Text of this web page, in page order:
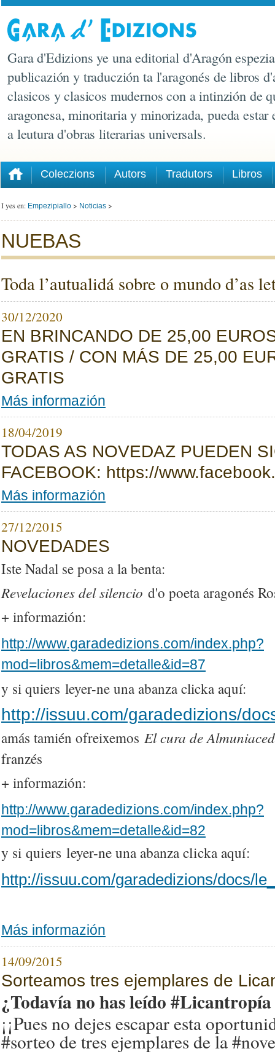
Gara d'Edizions ye una editorial d'Aragón
publicazión y traduczión ta l'aragonés de libros
clasicos y clasicos mudernos con a intinzión de
aragonesa, minoritaria y minorizada, pueda estar
a leutura d'obras literarias universals.
Coleczions Autors Tradutors Libros
I yes en: Empezipiallo > Noticias >
NUEBAS
Toda l’autualidá sobre o mundo d’as
30/12/2020
EN BRINCANDO DE 25,00
GRATIS / CON MÁS DE 25,00
GRATIS
Más informazión
18/04/2019
TODAS AS NOVEDAZ PUEDEN
FACEBOOK: https://
Más informazión
27/12/2015
NOVEDADES
Iste Nadal se posa a la benta:
Revelaciones del silencio d'o poeta aragonés
+ informazión:
http://www.garadedizions.com/index.php?
mod=libros&mem=detalle&id=87
y si quiers leyer-ne una abanza clicka aquí:
http://issuu.com/garadedizions/
amás tamién ofreixemos El cura de Almuniaced
franzés
+ informazión:
http://www.garadedizions.com/index.php?
mod=libros&mem=detalle&id=82
y si quiers leyer-ne una abanza clicka aquí:
http://issuu.com/garadedizions/docs/
Más informazión
14/09/2015
Sorteamos tres ejemplares de
¿Todavía no has leído
¡¡Pues no dejes escapar esta
#sorteo de tres ejemplares de la